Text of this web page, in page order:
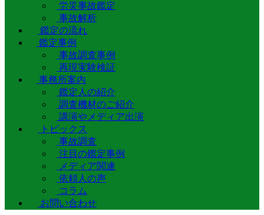
労災事故鑑定
事故解析
鑑定の流れ
鑑定事例
事故調査事例
再現実験検証
事務所案内
鑑定人の紹介
調査機材のご紹介
講演やメディア出演
トピックス
事故調査
注目の鑑定事例
メディア関連
依頼人の声
コラム
お問い合わせ